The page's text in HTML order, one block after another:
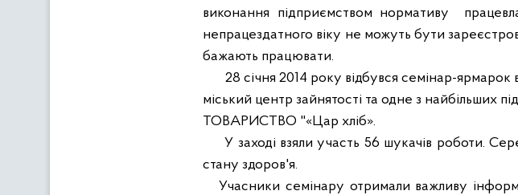
виконання підприємством нормативу
непрацездатного віку не можуть бути
бажають працювати.
28 січня 2014 року відбувся семінар-ярмарок
міський центр зайнятості та одне з найбільших
ТОВАРИСТВО "«Цар хліб».
У заході взяли участь 56 шукачів роботи.
стану здоров'я.
Учасники семінару отримали важливу